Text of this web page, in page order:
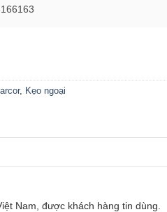
, Kẹo ngoại
Nam, được khách hàng tin dùng.